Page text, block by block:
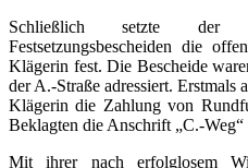
Schließlich setzte der
Festsetzungsbescheiden die
Klägerin fest. Die Bescheide
der A.-Straße adressiert. Erstmals
Klägerin die Zahlung von
Beklagten die Anschrift „C.-Weg“
Mit ihrer nach erfolglosem